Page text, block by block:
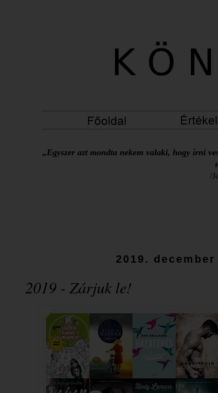
„Egyszer azt mondta nekem valaki, hogy írni
/
2019.
2019 - Zárjuk le!